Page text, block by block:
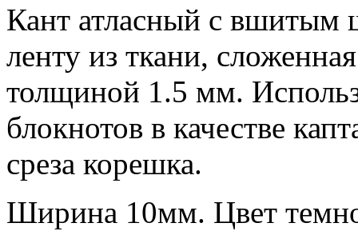
Кант атласный с вшитым
ленту из ткани,
толщиной 1.5 мм.
блокнотов в качестве
среза корешка.
Ширина 10мм. Цвет